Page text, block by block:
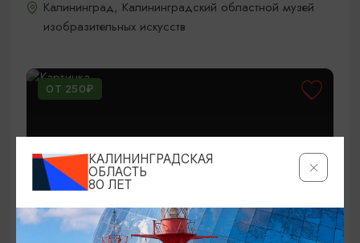
Калининград, Калининградский областной музей
изобразительных искусств
ОТ 250₽
КАЛИНИНГРАДСКАЯ
ОБЛАСТЬ
80 ЛЕТ